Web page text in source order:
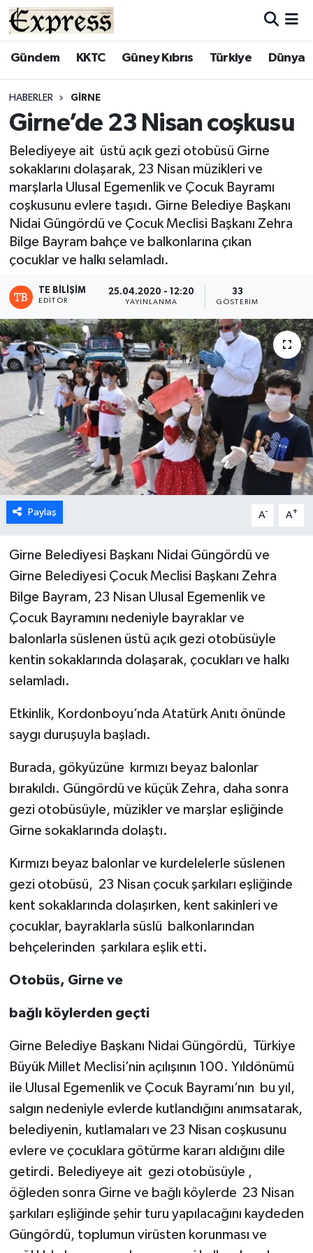
Gündem KKTC Güney Kıbrıs Türkiye Dünya
HABERLER GİRNE
Girne’de 23 Nisan coşkusu
Belediyeye ait üstü açık gezi otobüsü Girne
sokaklarını dolaşarak, 23 Nisan müzikleri ve
marşlarla Ulusal Egemenlik ve Çocuk Bayramı
coşkusunu evlere taşıdı. Girne Belediye Başkanı
Nidai Güngördü ve Çocuk Meclisi Başkanı Zehra
Bilge Bayram bahçe ve balkonlarına çıkan
çocuklar ve halkı selamladı.
TE BILIŞIM
EDITÖR
25.04.2020 - 12:20
YAYINLANMA
33
GÖSTERIM
Paylaş A- A+
Girne Belediyesi Başkanı Nidai Güngördü ve
Girne Belediyesi Çocuk Meclisi Başkanı Zehra
Bilge Bayram, 23 Nisan Ulusal Egemenlik ve
Çocuk Bayramını nedeniyle bayraklar ve
balonlarla süslenen üstü açık gezi otobüsüyle
kentin sokaklarında dolaşarak, çocukları ve halkı
selamladı.
Etkinlik, Kordonboyu’nda Atatürk Anıtı önünde
saygı duruşuyla başladı.
Burada, gökyüzüne kırmızı beyaz balonlar
bırakıldı. Güngördü ve küçük Zehra, daha sonra
gezi otobüsüyle, müzikler ve marşlar eşliğinde
Girne sokaklarında dolaştı.
Kırmızı beyaz balonlar ve kurdelelerle süslenen
gezi otobüsü, 23 Nisan çocuk şarkıları eşliğinde
kent sokaklarında dolaşırken, kent sakinleri ve
çocuklar, bayraklarla süslü balkonlarından
behçelerinden şarkılara eşlik etti.
Otobüs, Girne ve
bağlı köylerden geçti
Girne Belediye Başkanı Nidai Güngördü, Türkiye
Büyük Millet Meclisi’nin açılışının 100. Yıldönümü
ile Ulusal Egemenlik ve Çocuk Bayramı’nın bu yıl,
salgın nedeniyle evlerde kutlandığını anımsatarak,
belediyenin, kutlamaları ve 23 Nisan coşkusunu
evlere ve çocuklara götürme kararı aldığını dile
getirdi. Belediyeye ait gezi otobüsüyle ,
öğleden sonra Girne ve bağlı köylerde 23 Nisan
şarkıları eşliğinde şehir turu yapılacağını kaydeden
Güngördü, toplumun virüsten korunması ve
ALAYKÖY
BİLİM
ÇATALKÖY
DÜNYA
EĞİTİM
EKONOMİ
ENGLISH
ESENTEPE
GAZİMAĞUSA
GİRNE
GÜNDEM
GÜNEY KIBRIS
İÇ HABERLER
KÜLTÜR SANAT
LEFKOŞA
MAGAZİN
ÖZEL HABER
SAĞLIK
SİYASET
SPOR
TATLISU
TEKNOLOJİ
TİCARET
YAŞAM
Hava Durumu
Süper Lig Puan Durumu ve Fikstür
Tüm Manşetler
Son Dakika Haberleri
Haber Arşivi